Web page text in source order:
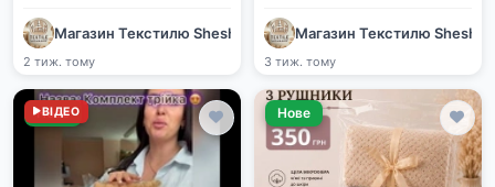
Магазин Текстилю SheshaShop
2 тиж. тому
Магазин Текстилю
3 тиж. тому
Нове
ВІДЕО Нове